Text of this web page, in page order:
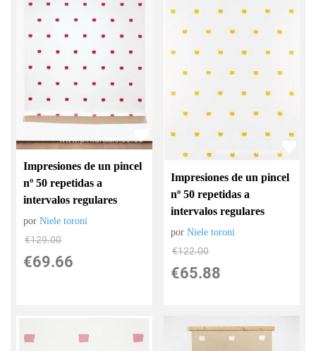
Impresiones de un pincel
nº 50 repetidas a
intervalos regulares
porNiele toroni
€129.00
€69.66
Impresiones de un pincel
nº 50 repetidas a
intervalos regulares
porNiele toroni
€122.00
€65.88